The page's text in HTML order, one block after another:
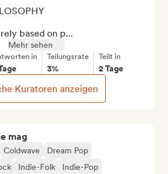
mag
Coldwave
Dream Pop
Indie-Folk
Indie-Pop
based on p...
Mehr sehen
in Teilungsrate
3%
Teilt in
2 Tage
Kuratoren anzeigen